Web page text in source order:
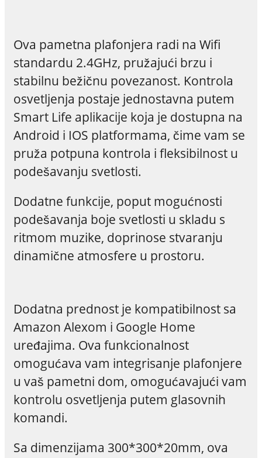
Ova pametna plafonjera radi na Wifi
standardu 2.4GHz, pružajući brzu i
stabilnu bežičnu povezanost. Kontrola
osvetljenja postaje jednostavna putem
Smart Life aplikacije koja je dostupna na
Android i IOS platformama, čime vam se
pruža potpuna kontrola i fleksibilnost u
podešavanju svetlosti.
Dodatne funkcije, poput mogućnosti
podešavanja boje svetlosti u skladu s
ritmom muzike, doprinose stvaranju
dinamične atmosfere u prostoru.
Dodatna prednost je kompatibilnost sa
Amazon Alexom i Google Home
uređajima. Ova funkcionalnost
omogućava vam integrisanje plafonjere
u vaš pametni dom, omogućavajući vam
kontrolu osvetljenja putem glasovnih
komandi.
Sa dimenzijama 300*300*20mm, ova